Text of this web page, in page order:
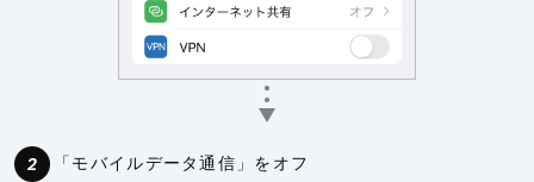
「モバイルデータ通信」をオフ